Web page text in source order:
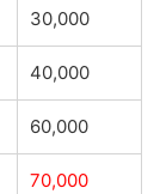
30,000
40,000
60,000
70,000